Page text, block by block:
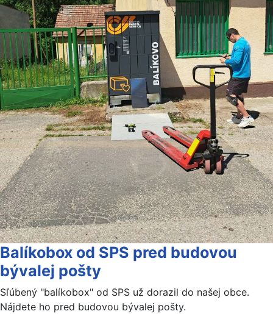
Balíkobox od SPS pred budovou
bývalej pošty
Sľúbený "balíkobox" od SPS už dorazil do našej obce.
Nájdete ho pred budovou bývalej pošty.